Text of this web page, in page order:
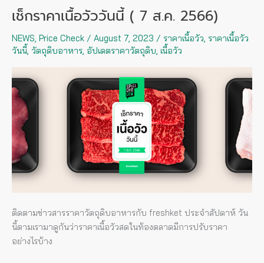
เช็กราคาเนื้อวัววันนี้ ( 7 ส.ค. 2566)
NEWS, Price Check / August 7, 2023 / ราคาเนื้อวัว, ราคาเนื้อวัว
วันนี้, วัตถุดิบอาหาร, อัปเดตราคาวัตถุดิบ, เนื้อวัว
ติดตามข่าวสารราคาวัตถุดิบอาหารกับ freshket ประจำสัปดาห์ วัน
นี้ตามเรามาดูกันว่าราคาเนื้อวัวสดในท้องตลาดมีการปรับราคา
อย่างไรบ้าง
เช็
คา
เนื้อ
วัว
วัน
นี้
(
7
ส.ค.
2566)